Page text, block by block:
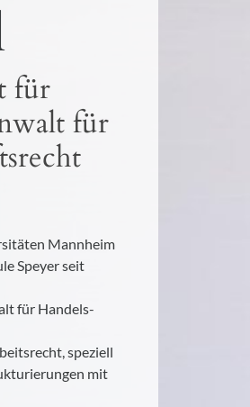
für
für
Mannheim
Speyer seit
für Handels-
speziell
mit